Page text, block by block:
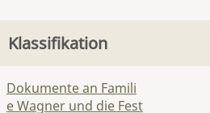
Klassifikation
Dokumente an Famili
e Wagner und die Fest